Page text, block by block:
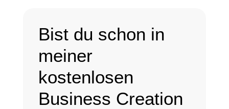
Bist du schon in
meiner
kostenlosen
Business Creation